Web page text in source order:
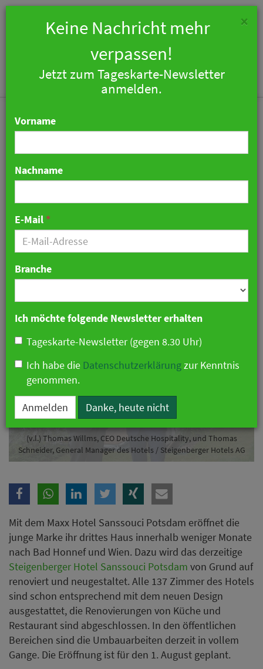
Maxx Hotel Sanssouci
Potsdam wird dritte
Eröffnung innerhalb
weniger Monate
11. Juni 2019 17:04 Uhr| Hotellerie
(v.l.) Thomas Willms, CEO Deutsche Hospitality, und Thomas
Schneider, General Manager des Hotels / Steigenberger Hotels AG
Mit dem Maxx Hotel Sanssouci Potsdam eröffnet die
junge Marke ihr drittes Haus innerhalb weniger Monate
nach Bad Honnef und Wien. Dazu wird das derzeitige
Steigenberger Hotel Sanssouci Potsdam von Grund auf
renoviert und neugestaltet. Alle 137 Zimmer des Hotels
sind schon entsprechend mit dem neuen Design
ausgestattet, die Renovierungen von Küche und
Restaurant sind abgeschlossen. In den öffentlichen
Bereichen sind die Umbauarbeiten derzeit in vollem
Gange. Die Eröffnung ist für den 1. August geplant.
×
Keine Nachricht mehr
verpassen!
Jetzt zum Tageskarte-Newsletter
anmelden.
Vorname
Nachname
E-Mail *
Branche
Ich möchte folgende Newsletter erhalten
Tageskarte-Newsletter (gegen 8.30 Uhr)
Ich habe die Datenschutzerklärungzur Kenntnis
genommen.
Anmelden Danke, heute nicht